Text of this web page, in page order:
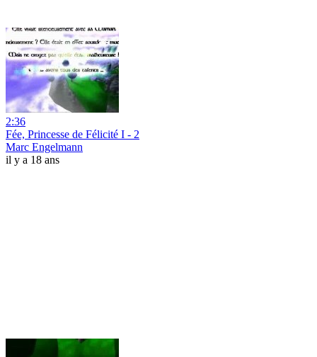
2:36
Fée, Princesse de Félicité I - 2
Marc Engelmann
il y a 18 ans